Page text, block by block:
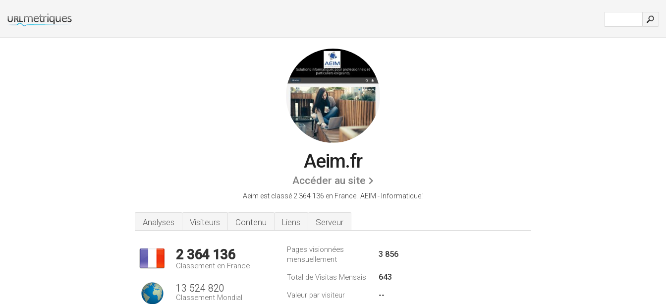
Aeim.fr
Accéder au site
Aeim est classé 2 364 136 en France. 'AEIM - Informatique.'
Analyses Visiteurs Contenu Liens Serveur
2 364 136
Classement en France
13 524 820
Classement Mondial
Pages visionnées
mensuellement
3 856
Total de Visitas Mensais 643
Valeur par visiteur --